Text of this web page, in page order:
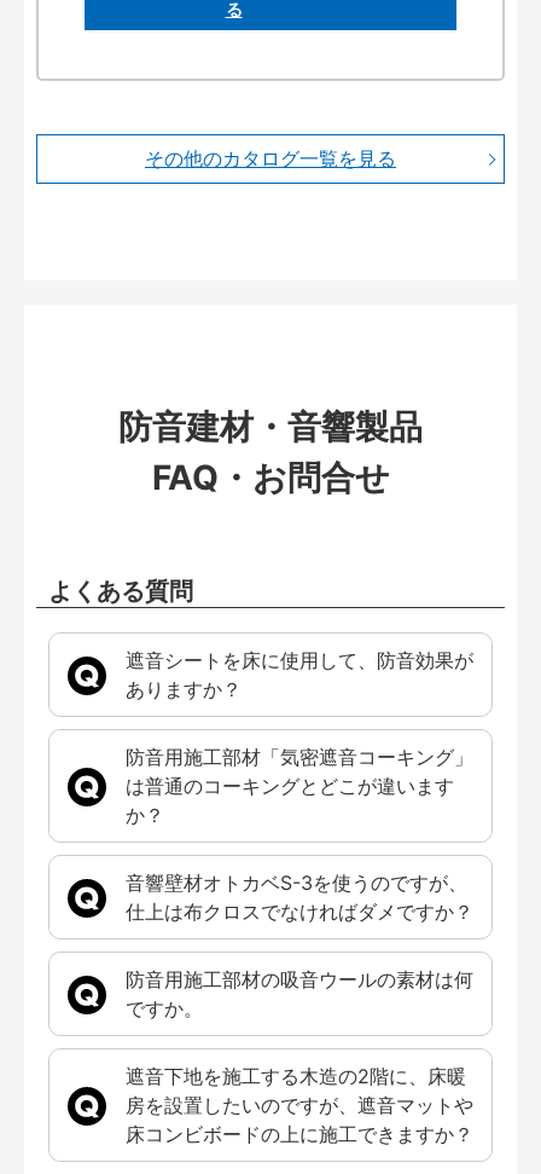
その他のカタログ一覧を見る
防音建材・音響製品
FAQ・お問合せ
よくある質問
遮音シートを床に使用して、防音効果が
ありますか？
防音用施工部材「気密遮音コーキング」
は普通のコーキングとどこが違います
か？
音響壁材オトカベS-3を使うのですが、
仕上は布クロスでなければダメですか？
防音用施工部材の吸音ウールの素材は何
ですか。
遮音下地を施工する木造の2階に、床暖
房を設置したいのですが、遮音マットや
床コンビボードの上に施工できますか？